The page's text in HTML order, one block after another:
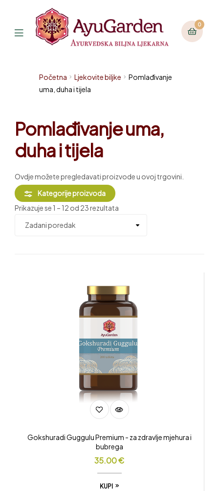
0
Početna Ljekovite biljke
Pomlađivanje
uma, duha i tijela
Pomlađivanje uma,
duha i tijela
Ovdje možete pregledavati proizvode u ovoj trgovini.
Kategorije proizvoda
Prikazuje se 1 – 12 od 23 rezultata
Gokshuradi Guggulu Premium - za zdravlje mjehura i
bubrega
35.00€
KUPI